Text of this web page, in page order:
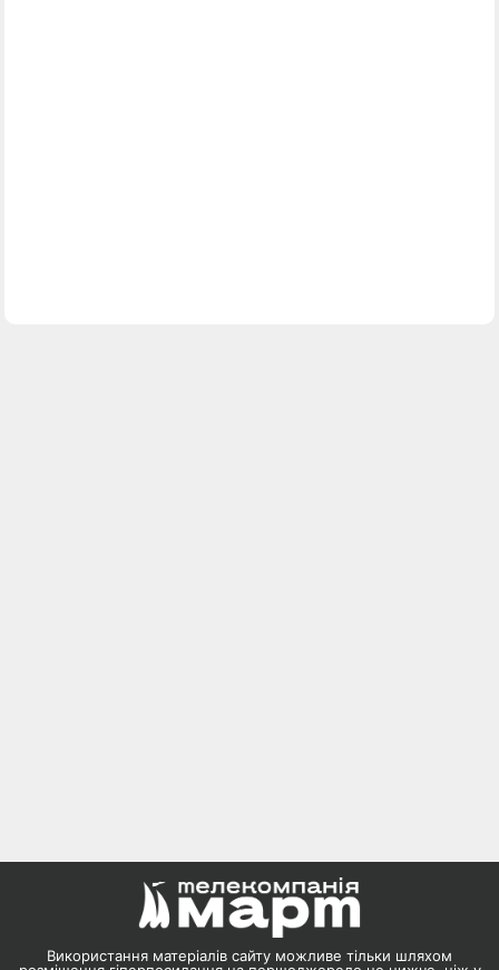
Використання матеріалів сайту можливе тільки шляхом